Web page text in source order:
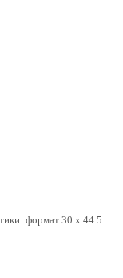
формат 30 x 44.5